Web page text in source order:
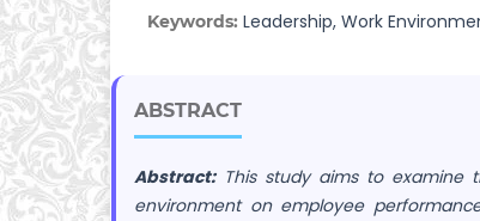
Keywords: Leadership, Work
ABSTRACT
Abstract:This study aims to examine
environment on employee